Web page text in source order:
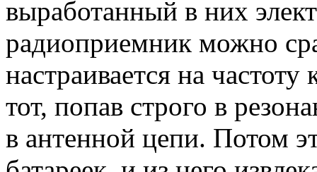
выработанный в них
радиоприемник можно
настраивается на
тот, попав строго в
в антенной цепи. Потом